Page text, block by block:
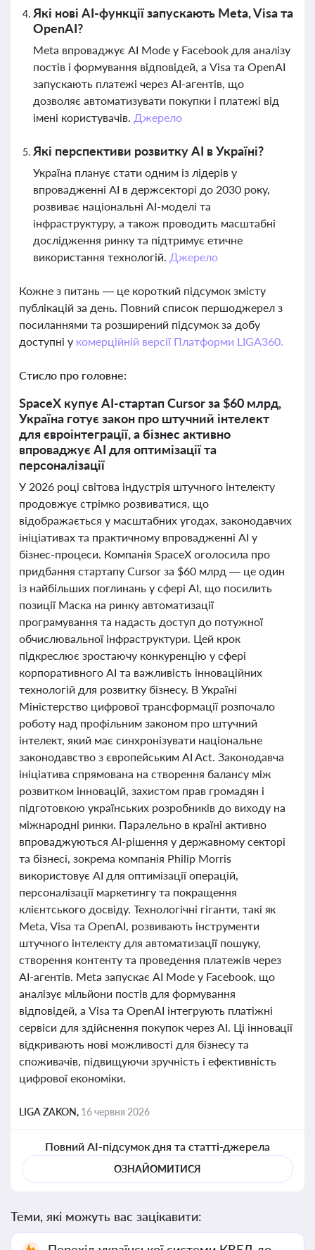
Які нові AI-функції запускають Meta, Visa та
OpenAI?
Meta впроваджує AI Mode у Facebook для аналізу
постів і формування відповідей, а Visa та OpenAI
запускають платежі через AI-агентів, що
дозволяє автоматизувати покупки і платежі від
імені користувачів. Джерело
Які перспективи розвитку AI в Україні?
Україна планує стати одним із лідерів у
впровадженні AI в держсекторі до 2030 року,
розвиває національні AI-моделі та
інфраструктуру, а також проводить масштабні
дослідження ринку та підтримує етичне
використання технологій. Джерело
Кожне з питань — це короткий підсумок змісту
публікацій за день. Повний список першоджерел з
посиланнями та розширений підсумок за добу
доступні у комерційній версії Платформи LIGA360.
Стисло про головне:
SpaceX купує AI-стартап Cursor за $60 млрд,
Україна готує закон про штучний інтелект
для євроінтеграції, а бізнес активно
впроваджує AI для оптимізації та
персоналізації
У 2026 році світова індустрія штучного інтелекту
продовжує стрімко розвиватися, що
відображається у масштабних угодах, законодавчих
ініціативах та практичному впровадженні AI у
бізнес-процеси. Компанія SpaceX оголосила про
придбання стартапу Cursor за $60 млрд — це один
із найбільших поглинань у сфері AI, що посилить
позиції Маска на ринку автоматизації
програмування та надасть доступ до потужної
обчислювальної інфраструктури. Цей крок
підкреслює зростаючу конкуренцію у сфері
корпоративного AI та важливість інноваційних
технологій для розвитку бізнесу. В Україні
Міністерство цифрової трансформації розпочало
роботу над профільним законом про штучний
інтелект, який має синхронізувати національне
законодавство з європейським AI Act. Законодавча
ініціатива спрямована на створення балансу між
розвитком інновацій, захистом прав громадян і
підготовкою українських розробників до виходу на
міжнародні ринки. Паралельно в країні активно
впроваджуються AI-рішення у державному секторі
та бізнесі, зокрема компанія Philip Morris
використовує AI для оптимізації операцій,
персоналізації маркетингу та покращення
клієнтського досвіду. Технологічні гіганти, такі як
Meta, Visa та OpenAI, розвивають інструменти
штучного інтелекту для автоматизації пошуку,
створення контенту та проведення платежів через
AI-агентів. Meta запускає AI Mode у Facebook, що
аналізує мільйони постів для формування
відповідей, а Visa та OpenAI інтегрують платіжні
сервіси для здійснення покупок через AI. Ці інновації
відкривають нові можливості для бізнесу та
споживачів, підвищуючи зручність і ефективність
цифрової економіки.
LIGA ZAKON, 16 червня 2026
Повний AI-підсумок дня та статті-джерела
ОЗНАЙОМИТИСЯ
Теми, які можуть вас зацікавити: